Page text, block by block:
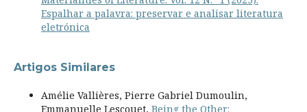
Espalhar a palavra: preservar e analisar literatura
eletrónica
Artigos Similares
Amélie Vallières, Pierre Gabriel Dumoulin,
Emmanuelle Lescouet, Being the Other: